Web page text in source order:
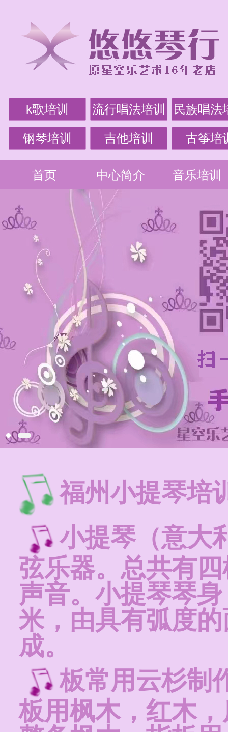
k歌培训 流行唱法培训 民族唱法
钢琴培训 吉他培训 古筝培
首页 中心简介 音乐培训
福州小提琴培
小提琴（意大
弦乐器。总共有
声音。小提琴琴
米，由具有弧度
成。
板常用云杉制
板用枫木，红木